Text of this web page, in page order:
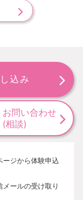
込み
お問い合わせ
(相談)
ージから体験申込
メールの受け取り